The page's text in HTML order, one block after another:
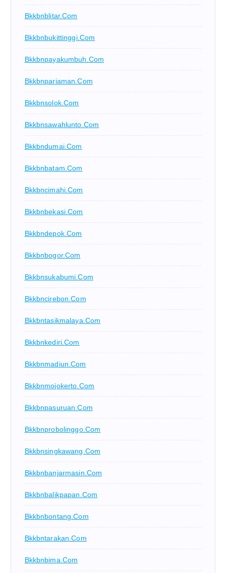
Bkkbnblitar.com
Bkkbnbukittinggi.com
Bkkbnpayakumbuh.com
Bkkbnpariaman.com
Bkkbnsolok.com
Bkkbnsawahlunto.com
Bkkbndumai.com
Bkkbnbatam.com
Bkkbncimahi.com
Bkkbnbekasi.com
Bkkbndepok.com
Bkkbnbogor.com
Bkkbnsukabumi.com
Bkkbncirebon.com
Bkkbntasikmalaya.com
Bkkbnkediri.com
Bkkbnmadiun.com
Bkkbnmojokerto.com
Bkkbnpasuruan.com
Bkkbnprobolinggo.com
Bkkbnsingkawang.com
Bkkbnbanjarmasin.com
Bkkbnbalikpapan.com
Bkkbnbontang.com
Bkkbntarakan.com
Bkkbnbima.com